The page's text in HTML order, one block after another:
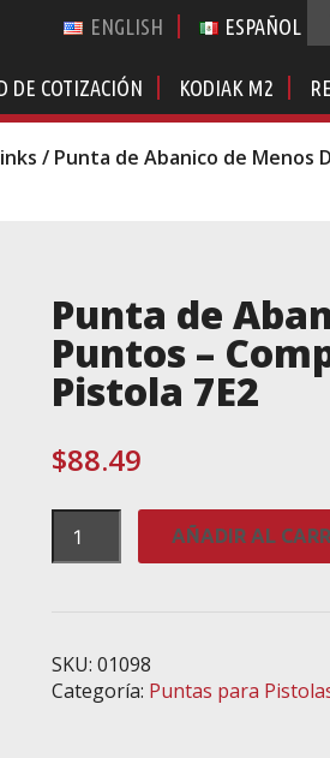
ENGLISH ESPAÑOL
DE COTIZACIÓN KODIAK M2
/ Punta de Abanico de Menos
Punta de
Puntos –
Pistola 7E2
$88.49
Dos
Puntos
-
AÑADIR AL
SKU: 01098
Categoría: Puntas para